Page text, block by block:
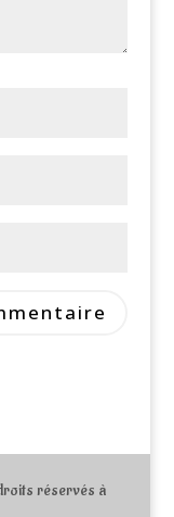
réservés à